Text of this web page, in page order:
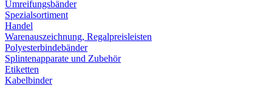
Umreifungsbänder
Spezialsortiment
Handel
Warenauszeichnung, Regalpreisleisten
Polyesterbindebänder
Splintenapparate und Zubehör
Etiketten
Kabelbinder